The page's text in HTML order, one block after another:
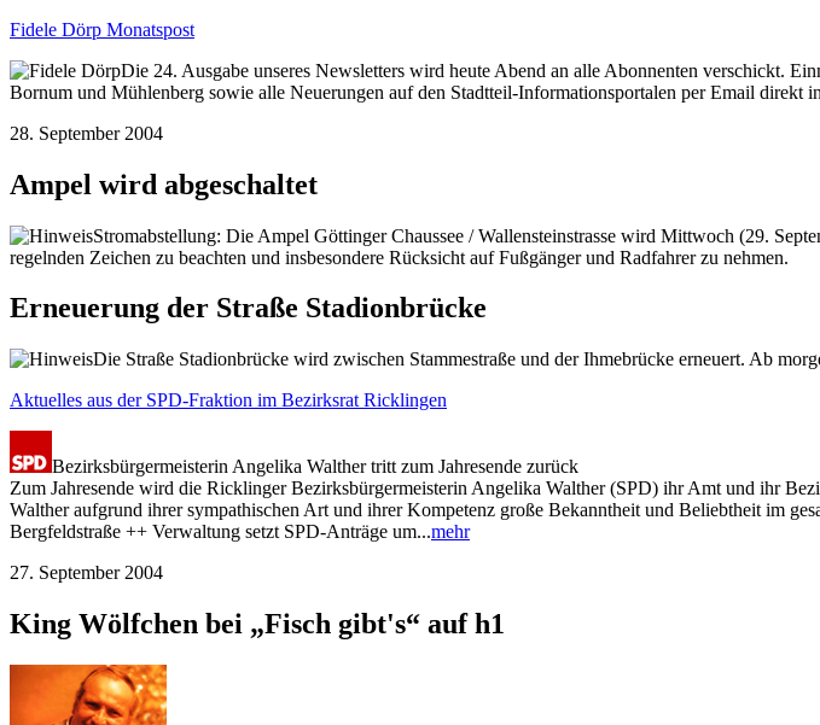
Fidele Dörp Monatspost
Die 24. Ausgabe unseres Newsletters wird heute Abend an alle Abonnenten verschickt.
Bornum und Mühlenberg sowie alle Neuerungen auf den Stadtteil-Informationsportalen per Email direkt
28. September 2004
Ampel wird abgeschaltet
Stromabstellung: Die Ampel Göttinger Chaussee / Wallensteinstrasse wird Mittwoch (29.
regelnden Zeichen zu beachten und insbesondere Rücksicht auf Fußgänger und Radfahrer zu nehmen.
Erneuerung der Straße Stadionbrücke
Die Straße Stadionbrücke wird zwischen Stammestraße und der Ihmebrücke erneuert. Ab
Aktuelles aus der SPD-Fraktion im Bezirksrat Ricklingen
Bezirksbürgermeisterin Angelika Walther tritt zum Jahresende zurück
Zum Jahresende wird die Ricklinger Bezirksbürgermeisterin Angelika Walther (SPD) ihr Amt und ihr
Walther aufgrund ihrer sympathischen Art und ihrer Kompetenz große Bekanntheit und Beliebtheit im
Bergfeldstraße ++ Verwaltung setzt SPD-Anträge um...mehr
27. September 2004
King Wölfchen bei „Fisch gibt's“ auf h1